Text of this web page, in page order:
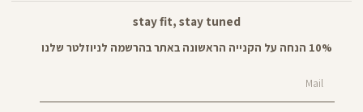
stay fit, stay tuned
10% הנחה על הקנייה הראשונה באתר בהרשמה לניוזלטר שלנו
Mail